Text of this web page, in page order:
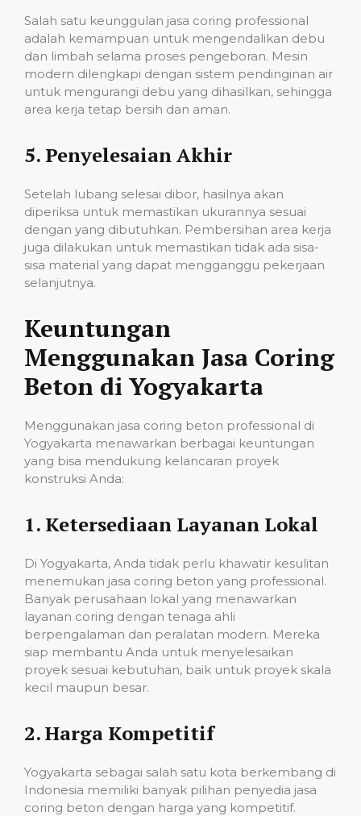
Salah satu keunggulan jasa coring professional
adalah kemampuan untuk mengendalikan debu
dan limbah selama proses pengeboran. Mesin
modern dilengkapi dengan sistem pendinginan air
untuk mengurangi debu yang dihasilkan, sehingga
area kerja tetap bersih dan aman.
5. Penyelesaian Akhir
Setelah lubang selesai dibor, hasilnya akan
diperiksa untuk memastikan ukurannya sesuai
dengan yang dibutuhkan. Pembersihan area kerja
juga dilakukan untuk memastikan tidak ada sisa-
sisa material yang dapat mengganggu pekerjaan
selanjutnya.
Keuntungan
Menggunakan Jasa Coring
Beton di Yogyakarta
Menggunakan jasa coring beton professional di
Yogyakarta menawarkan berbagai keuntungan
yang bisa mendukung kelancaran proyek
konstruksi Anda:
1. Ketersediaan Layanan Lokal
Di Yogyakarta, Anda tidak perlu khawatir kesulitan
menemukan jasa coring beton yang professional.
Banyak perusahaan lokal yang menawarkan
layanan coring dengan tenaga ahli
berpengalaman dan peralatan modern. Mereka
siap membantu Anda untuk menyelesaikan
proyek sesuai kebutuhan, baik untuk proyek skala
kecil maupun besar.
2.Harga Kompetitif
Yogyakarta sebagai salah satu kota berkembang di
Indonesia memiliki banyak pilihan penyedia jasa
coring beton dengan harga yang kompetitif.